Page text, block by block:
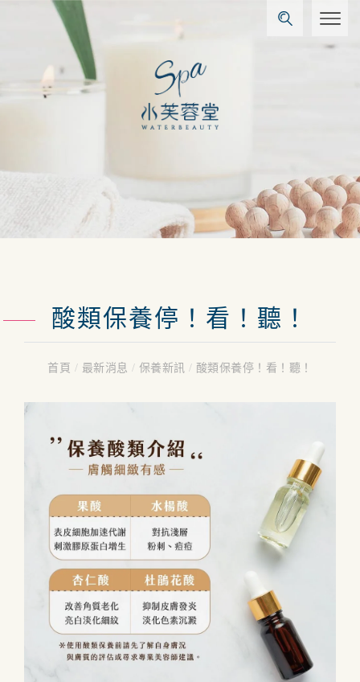
酸類保養停！看！聽！
首頁 / 最新消息 / 保養新訊/ 酸類保養停！看！聽！